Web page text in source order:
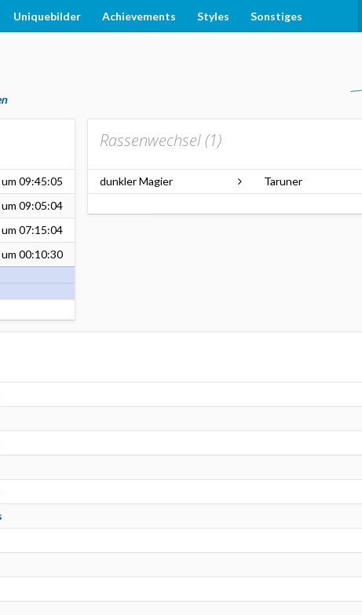
Uniquebilder Achievements Styles Sonstiges
um 09:45:05
um 09:05:04
um 07:15:04
um 00:10:30
Rassenwechsel (1)
dunkler Magier Taruner